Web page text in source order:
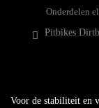
Voor de stabiliteit en
Onderdelen
Pitbikes